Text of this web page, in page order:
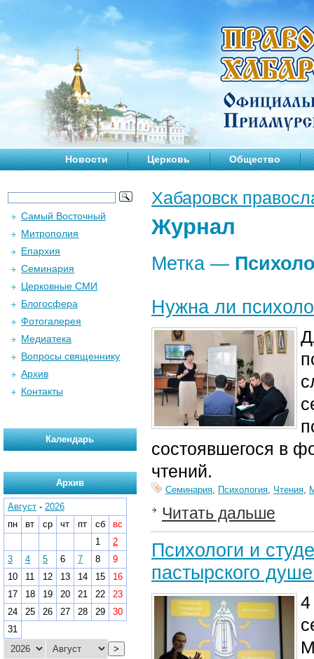
Новости Церковь Общество
Хабаровск
Журнал
Метка —
Нужна ли
состоявшегося в
чтений.
Семинария, Психология, Чтения,
Читать дальше
Психологи и
пастырского
4
Самый Восточный
Митрополия
Епархия
Семинария
Церковные СМИ
Блогосфера
Фотогалерея
Медиатека
Вопросы священнику
Архив
Контакты
Календарь
Архив
Август - 2026
пн
вт ср чт пт сб
вс
1
2
3
4 5 6 7 8
9
10
11 12 13 14 15
16
17
18 19 20 21 22
23
24
25 26 27 28 29
30
31
>